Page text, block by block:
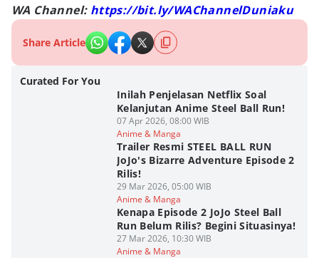
WA Channel: https://bit.ly/WAChannelDuniaku
Share Article
Curated For You
Inilah Penjelasan Netflix Soal
Kelanjutan Anime Steel Ball Run!
07 Apr 2026, 08:00 WIB
Anime & Manga
Trailer Resmi STEEL BALL RUN
JoJo's Bizarre Adventure Episode 2
Rilis!
29 Mar 2026, 05:00 WIB
Anime & Manga
Kenapa Episode 2 JoJo Steel Ball
Run Belum Rilis? Begini Situasinya!
27 Mar 2026, 10:30 WIB
Anime & Manga